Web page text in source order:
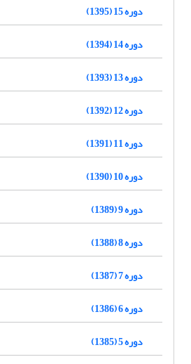
دوره 15 (1395)
دوره 14 (1394)
دوره 13 (1393)
دوره 12 (1392)
دوره 11 (1391)
دوره 10 (1390)
دوره 9 (1389)
دوره 8 (1388)
دوره 7 (1387)
دوره 6 (1386)
دوره 5 (1385)